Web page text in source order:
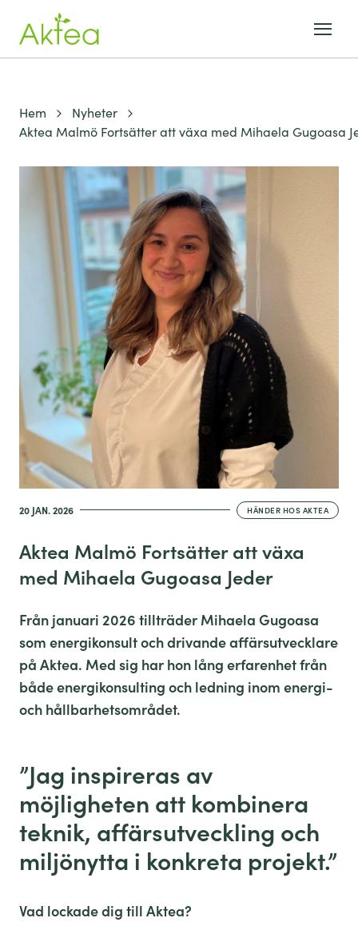
Hem
Nyheter
Aktea Malmö Fortsätter att växa med Mihaela Gugoasa
20 JAN. 2026 HÄNDER HOS AKTEA
Aktea Malmö Fortsätter att växa
med Mihaela Gugoasa Jeder
Från januari 2026 tillträder Mihaela Gugoasa
som energikonsult och drivande affärsutvecklare
på Aktea. Med sig har hon lång erfarenhet från
både energikonsulting och ledning inom energi-
och hållbarhetsområdet.
”Jag inspireras av
möjligheten att kombinera
teknik, affärsutveckling och
miljönytta i konkreta projekt.”
Vad lockade dig till Aktea?